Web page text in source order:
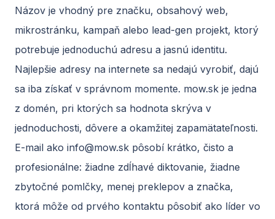
Názov je vhodný pre značku, obsahový web,
mikrostránku, kampaň alebo lead-gen projekt, ktorý
potrebuje jednoduchú adresu a jasnú identitu.
Najlepšie adresy na internete sa nedajú vyrobiť, dajú
sa iba získať v správnom momente. mow.sk je jedna
z domén, pri ktorých sa hodnota skrýva v
jednoduchosti, dôvere a okamžitej zapamätateľnosti.
E-mail ako info@mow.sk pôsobí krátko, čisto a
profesionálne: žiadne zdĺhavé diktovanie, žiadne
zbytočné pomlčky, menej preklepov a značka,
ktorá môže od prvého kontaktu pôsobiť ako líder vo